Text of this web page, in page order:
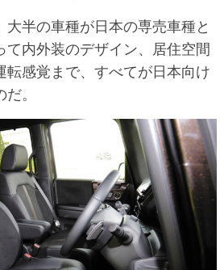
大半の車種が日本の専売車種と
て内外装のデザイン、居住空間
転感覚まで、すべてが日本向け
。